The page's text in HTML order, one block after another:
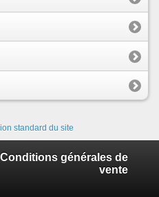
standard du site
Conditions générales de
vente